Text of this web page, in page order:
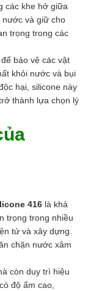
các khe hở giữa
nước và giữ cho
trọng trong các
bảo vệ các vật
khỏi nước và bụi
hại, silicone này
thành lựa chọn lý
416 là khả
trọng trong nhiều
tử và xây dựng.
chặn nước xâm
còn duy trì hiệu
độ ẩm cao,